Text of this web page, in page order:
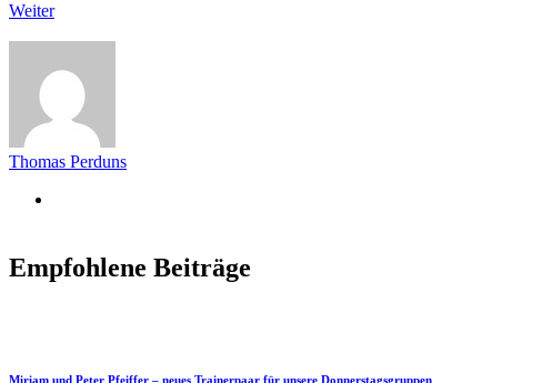
Weiter
Thomas Perduns
Empfohlene Beiträge
Miriam und Peter Pfeiffer – neues Trainerpaar für unsere Donnerstagsgruppen